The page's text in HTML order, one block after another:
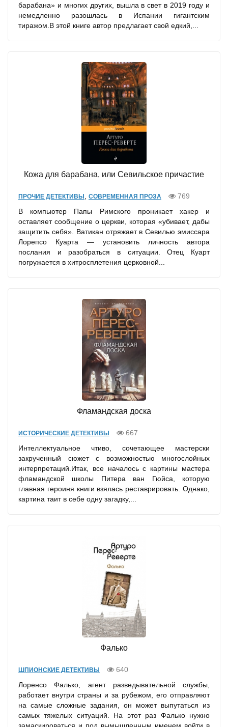
барабана» и многих других, вышла в свет в 2019 году и
немедленно разошлась в Испании гигантским
тиражом.В этой книге автор предлагает свой едкий,...
Кожа для барабана, или Севильское причастие
ПРОЧИЕ ДЕТЕКТИВЫ СОВРЕМЕННАЯ ПРОЗА
769
В компьютер Папы Римского проникает хакер и
оставляет сообщение о церкви, которая «убивает, дабы
защитить себя». Ватикан отряжает в Севилью эмиссара
Лорепсо Куарта — установить личность автора
послания и разобраться в ситуации. Отец Куарт
погружается в хитросплетения церковной...
Фламандская доска
ИСТОРИЧЕСКИЕ ДЕТЕКТИВЫ
667
Интеллектуальное чтиво, сочетающее мастерски
закрученный сюжет с возможностью многослойных
интерпретаций.Итак, все началось с картины мастера
фламандской школы Питера ван Гюйса, которую
главная героиня книги взялась реставрировать. Однако,
картина таит в себе одну загадку,...
Фалько
ШПИОНСКИЕ ДЕТЕКТИВЫ
640
Лоренсо Фалько, агент разведывательной службы,
работает внутри страны и за рубежом, его отправляют
на самые сложные задания, он может выпутаться из
самых тяжелых ситуаций. На этот раз Фалько нужно